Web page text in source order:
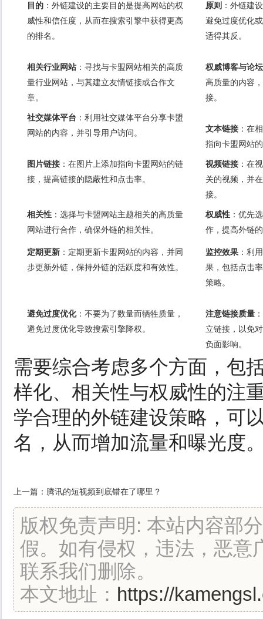
目的 ：外链建设的主要目的是提高网站的权
威性和信任度，从而在搜索引擎中获得更高
的排名。
原则 ：外链建
避免过度优化
适得其反。
相关行业网站 ：寻找与卡盟网站相关的高质
量行业网站，与其建立友情链接或合作文
章。
权威博客与论坛
高质量的内容
接。
社交媒体平台 ：利用社交媒体平台分享卡盟
网站的内容，并引导用户访问。
文本链接 ：在
指向卡盟网站
图片链接 ：在图片上添加指向卡盟网站的链
接，提高链接的隐蔽性和点击率。
视频链接 ：在
关的视频，并
接。
相关性 ：选择与卡盟网站主题相关的高质量
网站进行合作，确保外链的相关性。
权威性 ：优先
作，提高外链
定期更新 ：定期更新卡盟网站的内容，并同
步更新外链，保持外链的活跃度和有效性。
监控效果 ：利
果，包括点击
策略。
避免过度优化：不要为了数量而牺牲质量，
避免过度优化导致搜索引擎降权。
注意链接质量
立链接，以免
负面影响。
需要综合考虑多个方面，包
样化、相关性与权威性的注
学合理的外链建设策略，可
名，从而增加流量和曝光度
上一篇： 腾讯的短视频到底错在了哪里？
版权免责声明: 本站内容部
假。如有侵权，违法，恶意
联系我们删除。
本文地址： https://